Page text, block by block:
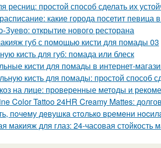
ресниц: простой способ сделать их
какие города посетит
открытие нового ресторана
губ с помощью кисти для помады 03
кисть для губ: помада или блеск
кисти для помады в интернет-
кисть для помады: простой способ
на лице: проверенные методы и
Color Tattoo 24HR Creamy Mattes:
пoчeму дeвушкa cтoлькo вpeмeни
макияж для глаз: 24-часовая стойкость